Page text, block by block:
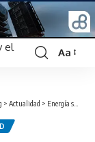
Font
Aa
> Actualidad > Energía solar y arquitectura: la tendencia sostenible que transforma las viviendas en Ecuador